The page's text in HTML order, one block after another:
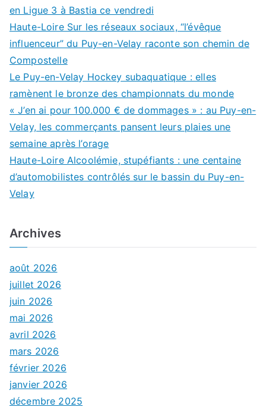
en Ligue 3 à Bastia ce vendredi
Haute-Loire Sur les réseaux sociaux, “l’évêque
influenceur” du Puy-en-Velay raconte son chemin de
Compostelle
Le Puy-en-Velay Hockey subaquatique : elles
ramènent le bronze des championnats du monde
« J’en ai pour 100.000 € de dommages » : au Puy-en-
Velay, les commerçants pansent leurs plaies une
semaine après l’orage
Haute-Loire Alcoolémie, stupéfiants : une centaine
d’automobilistes contrôlés sur le bassin du Puy-en-
Velay
Archives
août 2026
juillet 2026
juin 2026
mai 2026
avril 2026
mars 2026
février 2026
janvier 2026
décembre 2025